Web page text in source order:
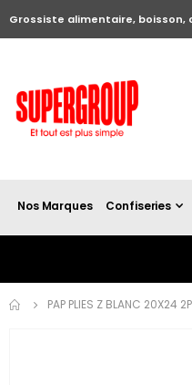
Grossiste alimentaire, boisson,
Nos Marques Confiseries
PAP PLIES Z BLANC 20X24
the